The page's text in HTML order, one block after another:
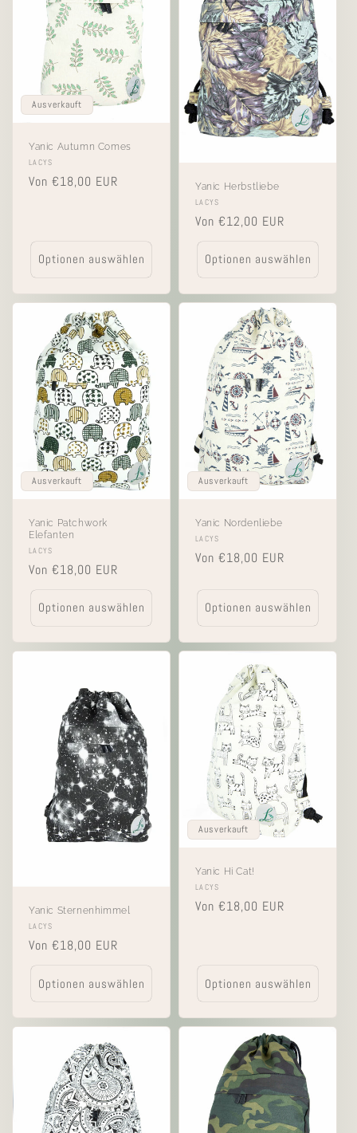
Ausverkauft
Yanic Autumn Comes
Anbieter:
LACYS
Normaler
Von €18,00 EUR
Optionen auswählen
Yanic Herbstliebe
Anbieter:
LACYS
Normaler
Preis
Von €12,00 EUR
Optionen auswählen
Ausverkauft
Yanic Patchwork
Elefanten
Anbieter:
LACYS
Normaler
Preis
Von €18,00 EUR
Optionen auswählen
Ausverkauft
Yanic Nordenliebe
Anbieter:
LACYS
Normaler
Von €18,00 EUR
Optionen auswählen
Yanic Sternenhimmel
Anbieter:
LACYS
Normaler
Preis
Von €18,00 EUR
Optionen auswählen
Ausverkauft
Yanic Hi Cat!
Anbieter:
LACYS
Normaler
Von €18,00 EUR
Optionen auswählen